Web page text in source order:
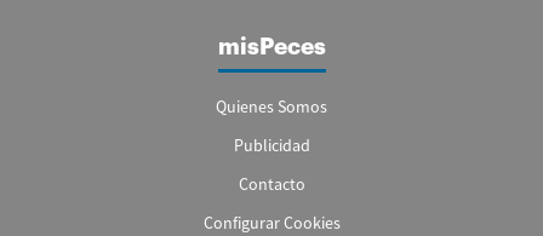
misPeces
Quienes Somos
Publicidad
Contacto
Configurar Cookies